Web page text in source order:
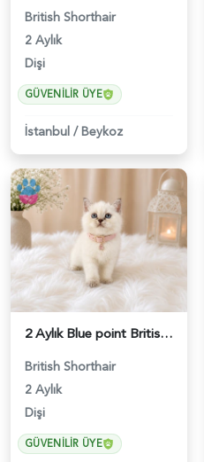
British Shorthair
2 Aylık
Dişi
GÜVENILIR ÜYE
İstanbul /Beykoz
2 Aylık Blue point British Shorthair Nazlı Kızımız - 4642
British Shorthair
2 Aylık
Dişi
GÜVENILIR ÜYE